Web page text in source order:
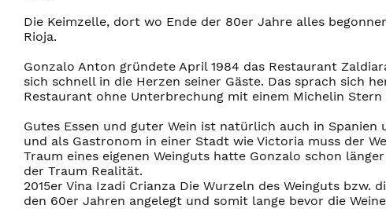
Die Keimzelle, dort wo Ende der 80er Jahre alles
Rioja.
Gonzalo Anton gründete April 1984 das Restaurant
sich schnell in die Herzen seiner Gäste. Das sprach sich
Restaurant ohne Unterbrechung mit einem Michelin Stern
Gutes Essen und guter Wein ist natürlich auch in
und als Gastronom in einer Stadt wie Victoria muss der
Traum eines eigenen Weinguts hatte Gonzalo schon
der Traum Realität.
2015er Vina Izadi Crianza Die Wurzeln des Weinguts bzw.
den 60er Jahren angelegt und somit lange bevor die